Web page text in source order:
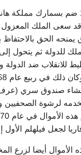
وبعد حرب عام 1866 ضم بسمارك
سعى الملك المعزول
يمنحه الحق
للدولة ثم يتحول
للانقلاب ضد
صندوق سري
لرشوة
لجعل فيلهلم الأول
الأموال أيضا لزرع